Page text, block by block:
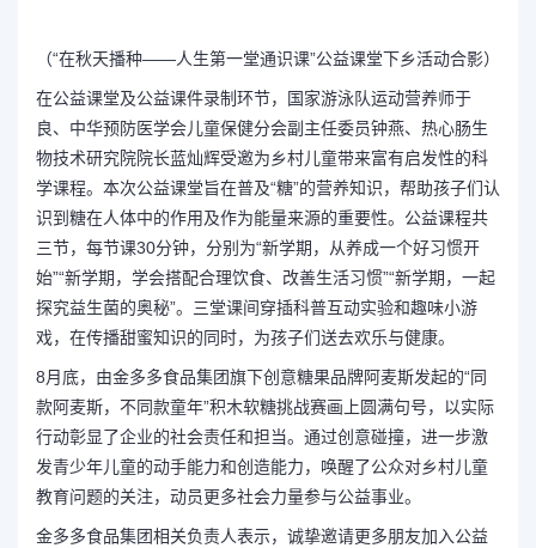
（“在秋天播种——人生第一堂通识课”公益课堂下乡活动合影）
在公益课堂及公益课件录制环节，国家游泳队运动营养师于
良、中华预防医学会儿童保健分会副主任委员钟燕、热心肠生
物技术研究院院长蓝灿辉受邀为乡村儿童带来富有启发性的科
学课程。本次公益课堂旨在普及“糖”的营养知识，帮助孩子们认
识到糖在人体中的作用及作为能量来源的重要性。公益课程共
三节，每节课30分钟，分别为“新学期，从养成一个好习惯开
始”“新学期，学会搭配合理饮食、改善生活习惯”“新学期，一起
探究益生菌的奥秘”。三堂课间穿插科普互动实验和趣味小游
戏，在传播甜蜜知识的同时，为孩子们送去欢乐与健康。
8月底，由金多多食品集团旗下创意糖果品牌阿麦斯发起的“同
款阿麦斯，不同款童年”积木软糖挑战赛画上圆满句号，以实际
行动彰显了企业的社会责任和担当。通过创意碰撞，进一步激
发青少年儿童的动手能力和创造能力，唤醒了公众对乡村儿童
教育问题的关注，动员更多社会力量参与公益事业。
金多多食品集团相关负责人表示，诚挚邀请更多朋友加入公益